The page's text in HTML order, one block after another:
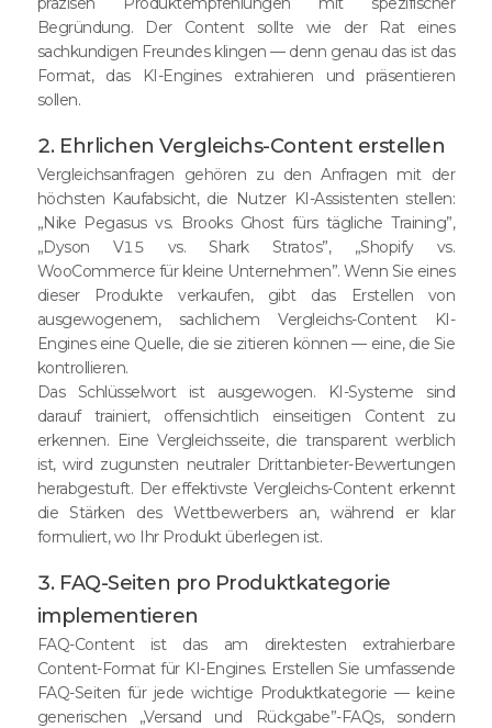
Begründung. Der Content sollte wie der Rat eines
sachkundigen Freundes klingen — denn genau das ist das
Format, das KI-Engines extrahieren und präsentieren
sollen.
2. Ehrlichen Vergleichs-Content erstellen
Vergleichsanfragen gehören zu den Anfragen mit der
höchsten Kaufabsicht, die Nutzer KI-Assistenten stellen:
„Nike Pegasus vs. Brooks Ghost fürs tägliche Training”,
„Dyson V15 vs. Shark Stratos”, „Shopify vs.
WooCommerce für kleine Unternehmen”. Wenn Sie eines
dieser Produkte verkaufen, gibt das Erstellen von
ausgewogenem, sachlichem Vergleichs-Content KI-
Engines eine Quelle, die sie zitieren können — eine, die Sie
kontrollieren.
Das Schlüsselwort ist ausgewogen. KI-Systeme sind
darauf trainiert, offensichtlich einseitigen Content zu
erkennen. Eine Vergleichsseite, die transparent werblich
ist, wird zugunsten neutraler Drittanbieter-Bewertungen
herabgestuft. Der effektivste Vergleichs-Content erkennt
die Stärken des Wettbewerbers an, während er klar
formuliert, wo Ihr Produkt überlegen ist.
3. FAQ-Seiten pro Produktkategorie
implementieren
FAQ-Content ist das am direktesten extrahierbare
Content-Format für KI-Engines. Erstellen Sie umfassende
FAQ-Seiten für jede wichtige Produktkategorie — keine
generischen „Versand und Rückgabe”-FAQs, sondern